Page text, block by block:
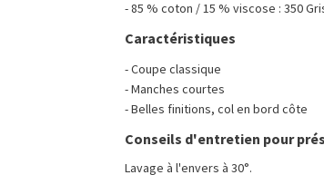
- 85 % coton / 15 % viscose : 350
Caractéristiques
- Coupe classique
- Manches courtes
- Belles finitions, col en bord côte
Conseils d'entretien pour
Lavage à l'envers à 30°.